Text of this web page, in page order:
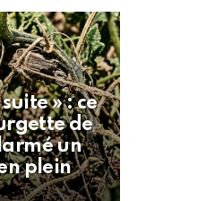
» : ce
de
un
plein